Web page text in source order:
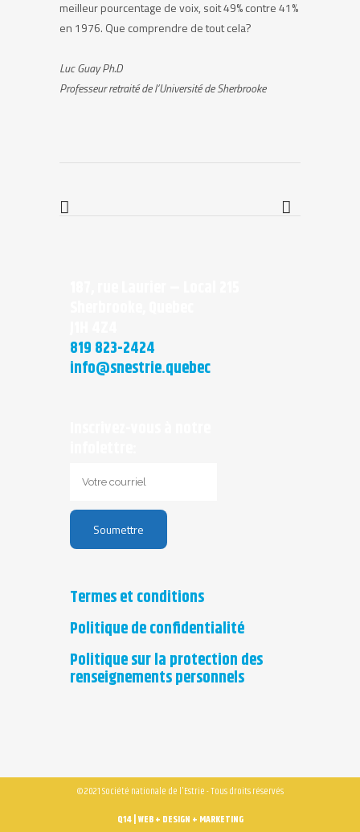
meilleur pourcentage de voix, soit 49% contre 41%
en 1976. Que comprendre de tout cela?
Luc Guay Ph.D
Professeur retraité de l’Université de Sherbrooke
819 823-2424
info@snestrie.quebec
Termes et conditions
Politique de confidentialité
Politique sur la protection des
renseignements personnels
© 2021 Société nationale de l'Estrie - Tous droits réservés
Q14 | WEB + DESIGN + MARKETING